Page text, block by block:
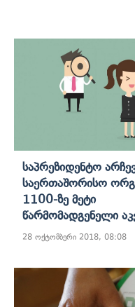
Საპრეზიდენტო
Საერთაშორისო
1100-Ზე Მეტი
Წარმომადგენელი
28 ოქტომბერი 2018, 08:08